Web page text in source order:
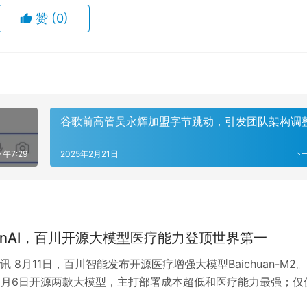
赞 (0)
午7:29
谷歌前高管吴永辉加盟字节跳动，引发团队架构调
下
2025年2月21日
，百川开源大模型医疗能力登顶世界第一
8月11日，百川智能发布开源医疗增强大模型Baichuan-M2。
6日开源两款大模型，主打部署成本超低和医疗能力最强；仅